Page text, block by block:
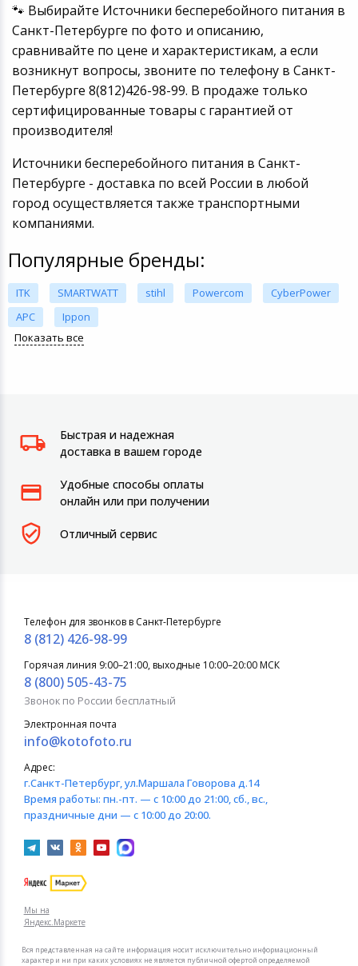
🐾 Выбирайте Источники бесперебойного питания в
Санкт-Петербурге по фото и описанию,
сравнивайте по цене и характеристикам, а если
возникнут вопросы, звоните по телефону в Санкт-
Петербурге 8(812)426-98-99. В продаже только
сертифицированные товары с гарантией от
производителя!
Источники бесперебойного питания в Санкт-
Петербурге - доставка по всей России в любой
город осуществляется также транспортными
компаниями.
Популярные бренды:
ITK SMARTWATT stihl Powercom
CyberPower
APC
Ippon
Показать все
Быстрая и надежная
доставка в вашем городе
Удобные способы оплаты
онлайн или при получении
Отличный сервис
Мы на
Яндекс.Маркете
Телефон для звонков в Санкт-Петербурге
8 (812) 426-98-99
Горячая линия 9:00–21:00, выходные 10:00–20:00 МСК
8 (800) 505-43-75
Звонок по России бесплатный
Электронная почта
info@kotofoto.ru
Адрес:
г.Санкт-Петербург, ул.Маршала Говорова д.14
Время работы: пн.-пт. — с 10:00 до 21:00, сб., вс.,
праздничные дни — с 10:00 до 20:00.
Вся представленная на сайте информация носит исключительно информационный
характер и ни при каких условиях не является публичной офертой определяемой